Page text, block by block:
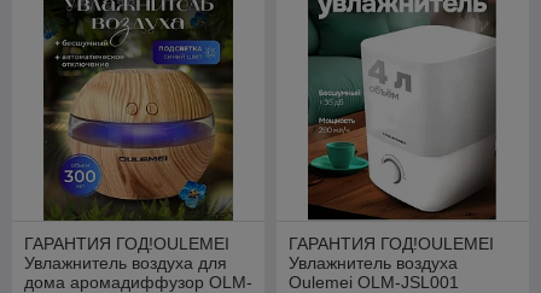
ГАРАНТИЯ ГОД!OULEMEI
Увлажнитель воздуха для
дома аромадиффузор OLM-
ГАРАНТИЯ ГОД!OULEMEI
Увлажнитель воздуха
Oulemei OLM-JSL001